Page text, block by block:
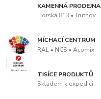
KAMENNÁ PRODEJNA
Horská 813 • Trutnov
MÍCHACÍ CENTRUM
RAL • NCS • Acomix
TISÍCE PRODUKTŮ
Skladem k expedici